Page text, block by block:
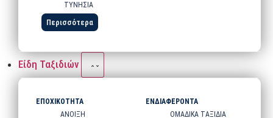
ΤΥΝΗΣΙΑ
Περισσότερα
Είδη Ταξιδιών
ΕΠΟΧΙΚΟΤΗΤΑ
ΑΝΟΙΞΗ
ΕΝΔΙΑΦΕΡΟΝΤΑ
ΟΜΑΔΙΚΑ ΤΑΞΙΔΙΑ